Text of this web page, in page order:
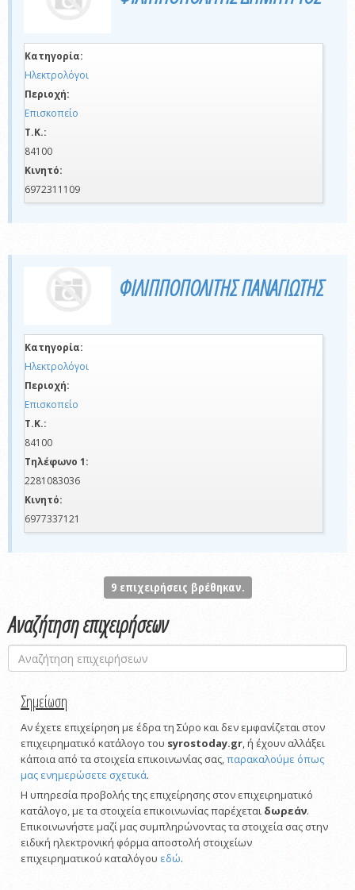
Κατηγορία:
Ηλεκτρολόγοι
Περιοχή:
Επισκοπείο
Τ.Κ.:
84100
Κινητό:
6972311109
ΦΙΛΙΠΠΟΠΟΛΙΤΗΣ ΠΑΝΑΓΙΩΤΗΣ
Κατηγορία:
Ηλεκτρολόγοι
Περιοχή:
Επισκοπείο
Τ.Κ.:
84100
Τηλέφωνο 1:
2281083036
Κινητό:
6977337121
9επιχειρήσεις βρέθηκαν.
Αναζήτηση επιχειρήσεων
Σημείωση
Αν έχετε επιχείρηση με έδρα τη Σύρο και δεν εμφανίζεται στον
επιχειρηματικό κατάλογο του syrostoday.gr, ή έχουν αλλάξει
κάποια από τα στοιχεία επικοινωνίας σας,παρακαλούμε όπως
μας ενημερώσετε σχετικά.
Η υπηρεσία προβολής της επιχείρησης στον επιχειρηματικό
κατάλογο, με τα στοιχεία επικοινωνίας παρέχεται δωρεάν.
Επικοινωνήστε μαζί μας συμπληρώνοντας τα στοιχεία σας στην
ειδική ηλεκτρονική φόρμα αποστολή στοιχείων
επιχειρηματικού καταλόγου εδώ.